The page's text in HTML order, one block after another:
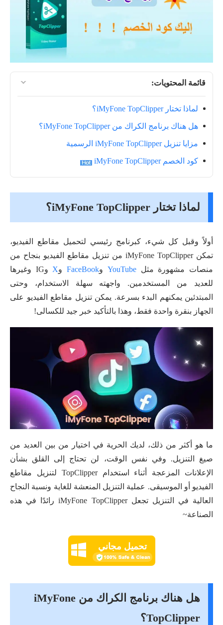
قائمة المحتويات:
لماذا تختار iMyFone TopClipper؟
هل هناك برنامج الكراك من iMyFone TopClipper؟
مزايا تنزيل iMyFone TopClipper الرسمية
كود الخصم iMyFone TopClipper
لماذا تختار iMyFone TopClipper؟
أولاً وقبل كل شيء، كبرنامج رئيسي لتحميل مقاطع الفيديو،
تمكن iMyFone TopClipper من تنزيل مقاطع الفيديو بنجاح من
منصات مشهورة مثلYouTube وFaceBookوX
وIG وغيرها
للعديد من المستخدمين. واجهته سهلة الاستخدام، وحتى
المبتدئين يمكنهم البدء بسرعة. يمكن تنزيل مقاطع الفيديو على
الجهاز بنقرة واحدة فقط، وهذا بالتأكيد خبر جيد للكسالى!
ما هو أكثر من ذلك، لديك الحرية في اختيار من بين العديد من
صيغ التنزيل. وفي نفس الوقت، لن تحتاج إلى القلق بشأن
الإعلانات المزعجة أثناء استخدام TopClipper لتنزيل مقاطع
الفيديو أو الموسيقى. عملية التنزيل المنعشة للغاية ونسبة النجاح
العالية في التنزيل تجعل iMyFone TopClipper رائدًا في هذه
الصناعة~
تحميل مجاني
هل هناك برنامج الكراك من iMyFone
TopClipper؟